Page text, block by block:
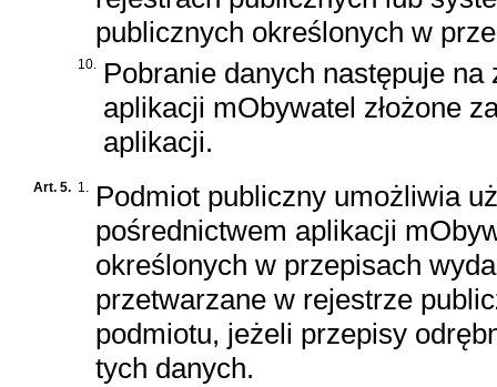
publicznych określonych w
10. Pobranie danych następuje
aplikacji mObywatel złożone
aplikacji.
Art. 5. 1. Podmiot publiczny umożliwia
pośrednictwem aplikacji
określonych w przepisach
przetwarzane w rejestrze
podmiotu, jeżeli przepisy
tych danych.